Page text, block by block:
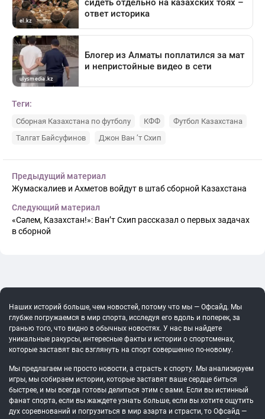
Теги:
Сборная Казахстана по футболу КФФ
Футбол Казахстана
Талгат Байсуфинов
Джон Ван ’т Схип
Предыдущий материал
Жумаскалиев и Ахметов войдут в штаб сборной Казахстана
Следующий материал
«Сәлем, Казахстан!»: Ван’т Схип рассказал о первых задачах
в сборной
Наших историй больше, чем новостей, потому что мы — Офсайд. Мы
глубже погружаемся в мир спорта, исследуя его вдоль и поперек, за
гранью того, что видно в обычных новостях. У нас вы найдете
уникальные ракурсы, интересные факты и истории о спортсменах,
которые заставят вас взглянуть на спорт совершенно по-новому.
Мы предлагаем не просто новости, а страсть к спорту. Мы анализируем
игры, мы собираем истории, которые заставят ваше сердце биться
быстрее, и мы всегда готовы делиться этим с вами. Если вы истинный
фанат спорта, если вы жаждете узнать больше, если вы хотите ощутить
дух соревнований и погрузиться в мир азарта и страсти, то Офсайд —